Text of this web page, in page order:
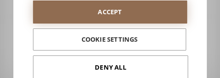
ACCEPT
COOKIE SETTINGS
DENY ALL